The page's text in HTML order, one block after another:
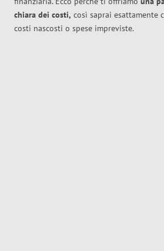
chiara dei costi, così saprai esattamente
costi nascosti o spese impreviste.